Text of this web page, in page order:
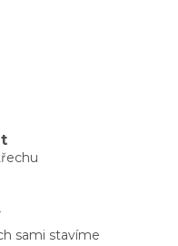
sami stavíme